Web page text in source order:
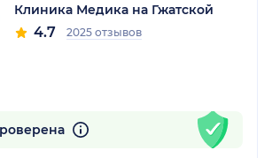
Клиника Медика на Гжатской
4.7 2025 отзывов